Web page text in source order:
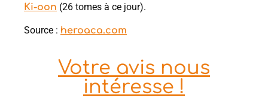
Ki-oon (26 tomes à ce jour).
Source : heroaca.com
Votre avis nous
intéresse !